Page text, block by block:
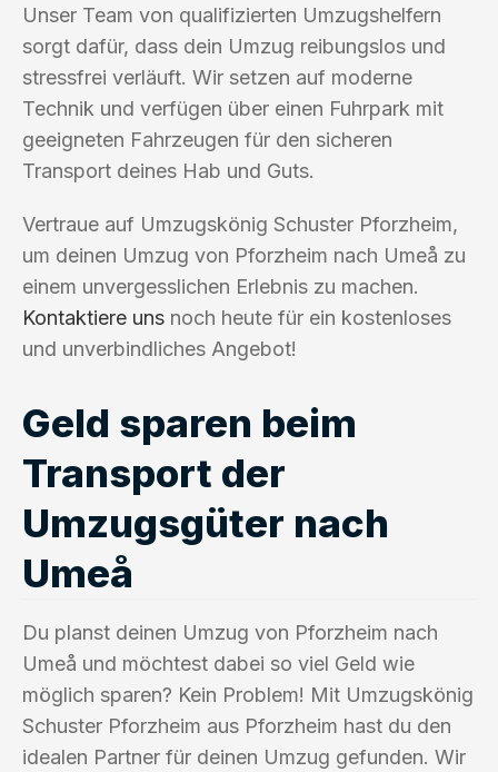
Unser Team von qualifizierten Umzugshelfern
sorgt dafür, dass dein Umzug reibungslos und
stressfrei verläuft. Wir setzen auf moderne
Technik und verfügen über einen Fuhrpark mit
geeigneten Fahrzeugen für den sicheren
Transport deines Hab und Guts.
Vertraue auf Umzugskönig Schuster Pforzheim,
um deinen Umzug von Pforzheim nach Umeå zu
einem unvergesslichen Erlebnis zu machen.
Kontaktiere uns noch heute für ein kostenloses
und unverbindliches Angebot!
Geld sparen beim
Transport der
Umzugsgüter nach
Umeå
Du planst deinen Umzug von Pforzheim nach
Umeå und möchtest dabei so viel Geld wie
möglich sparen? Kein Problem! Mit Umzugskönig
Schuster Pforzheim aus Pforzheim hast du den
idealen Partner für deinen Umzug gefunden. Wir